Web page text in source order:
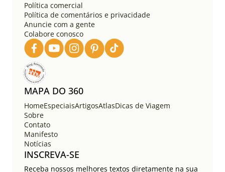
Política comercial
Política de comentários e privacidade
Anuncie com a gente
Colabore conosco
MAPA DO 360
HomeEspeciaisArtigosAtlasDicas de Viagem
Sobre
Contato
Manifesto
Notícias
INSCREVA-SE
Receba nossos melhores textos diretamente na sua